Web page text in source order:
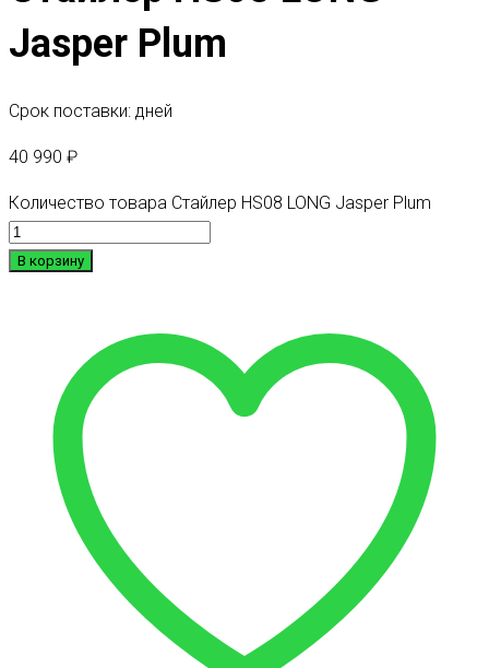
Jasper Plum
Срок поставки: дней
40 990 ₽
Количество товара Стайлер HS08 LONG Jasper Plum
В корзину